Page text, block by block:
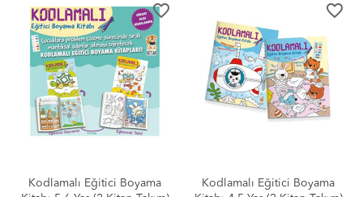
favorite_border
Kodlamalı Eğitici Boyama
favorite_border
Kodlamalı Eğitici Boyama